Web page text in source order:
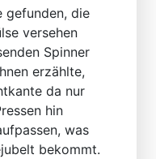
gefunden, die
versehen
Spinner
erzählte,
da nur
hin
was
bekommt.